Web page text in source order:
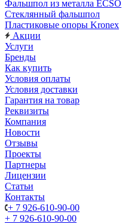
Фальшпол из металла ECSO
Стеклянный фальшпол
Пластиковые опоры Kronex
Акции
Услуги
Бренды
Как купить
Условия оплаты
Условия доставки
Гарантия на товар
Реквизиты
Компания
Новости
Отзывы
Проекты
Партнеры
Лицензии
Статьи
Контакты
+ 7 926-610-90-00
+ 7 926-610-90-00